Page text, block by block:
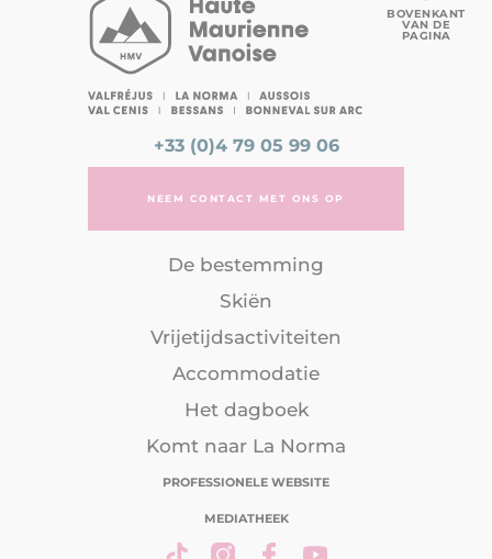
+33 (0)4 79 05 99 06
NEEM CONTACT MET ONS OP
De bestemming
Skiën
Vrijetijdsactiviteiten
Accommodatie
Het dagboek
Komt naar La Norma
PROFESSIONELE WEBSITE
MEDIATHEEK
BOVENKANT
VAN DE
PAGINA